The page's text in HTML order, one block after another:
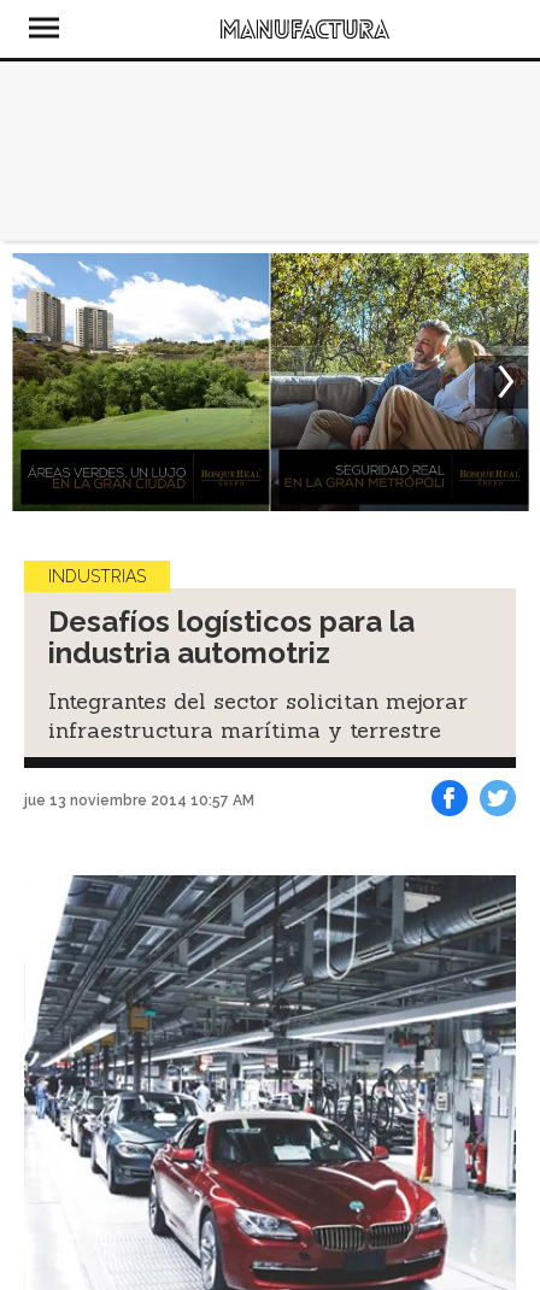
INDUSTRIAS
Desafíos logísticos para la
industria automotriz
Integrantes del sector solicitan mejorar
infraestructura marítima y terrestre
jue 13 noviembre 2014 10:57 AM